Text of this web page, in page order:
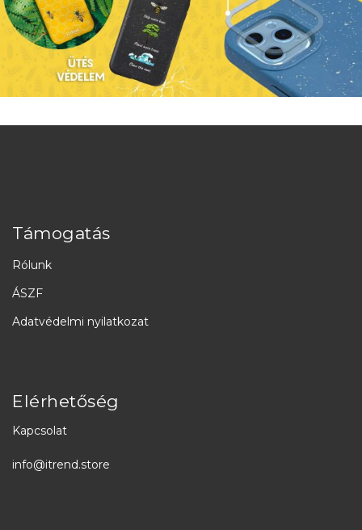
Támogatás
Rólunk
ÁSZF
Adatvédelmi nyilatkozat
Elérhetőség
Kapcsolat
info@itrend.store